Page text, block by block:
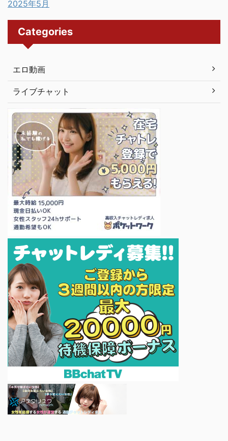
2025年5月
Categories
エロ動画
ライブチャット